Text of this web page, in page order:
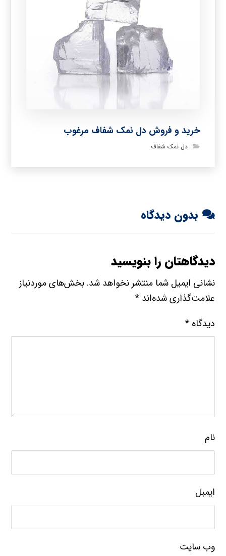
خرید و فروش دل نمک شفاف مرغوب
دل نمک شفاف
بدون دیدگاه
دیدگاهتان را بنویسید
نشانی ایمیل شما منتشر نخواهد شد. بخش‌های موردنیاز
علامت‌گذاری شده‌اند*
دیدگاه*
نام
ایمیل
وب‌ سایت